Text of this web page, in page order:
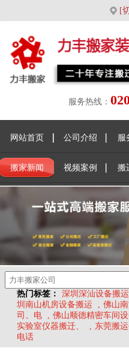
[
服务热线：
网站首页 公司介绍 服
搬家新闻 视频案例 搬
热门标签： 深圳深汕设备搬运
圳南山机房设备搬运
, 佛山
司、电
, 佛山顺德精密车间
实验室仪器搬迁、
, 东莞搬
电话